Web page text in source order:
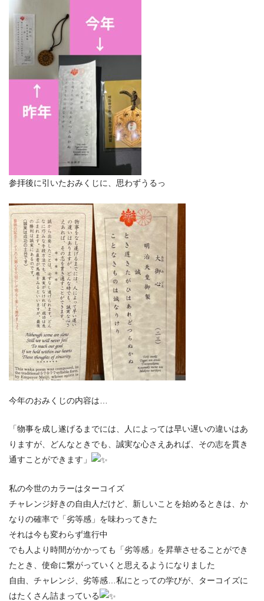
参拝後に引いたおみくじに、思わずうるっ
今年のおみくじの内容は…
「物事を成し遂げるまでには、人によっては早い遅いの違いはあ
りますが、どんなときでも、誠実な心さえあれば、その志を貫き
通すことができます」
私の今世のカラーはターコイズ
チャレンジ好きの自由人だけど、新しいことを始めるときは、か
なりの確率で「劣等感」を味わってきた
それは今も変わらず進行中
でも人より時間がかかっても「劣等感」を昇華させることができ
たとき、使命に繋がっていくと思えるようになりました
自由、チャレンジ、劣等感…私にとっての学びが、ターコイズに
はたくさん詰まっている